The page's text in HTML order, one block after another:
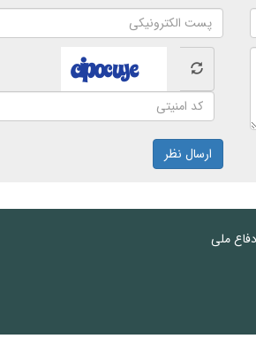
ارسال نظر
ملی